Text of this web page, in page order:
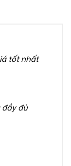
tốt nhất
đủ